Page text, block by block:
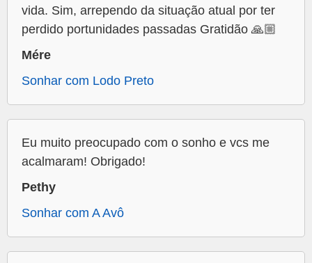
vida. Sim, arrependo da situação atual por ter
perdido portunidades passadas Gratidão 🙏🏼
Mére
Sonhar com Lodo Preto
Eu muito preocupado com o sonho e vcs me
acalmaram! Obrigado!
Pethy
Sonhar com A Avô